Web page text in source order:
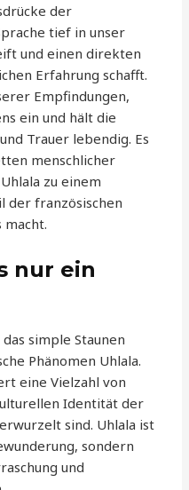
der
tief in unser
und einen direkten
Erfahrung schafft.
Empfindungen,
ein und hält die
Trauer lebendig. Es
menschlicher
zu einem
der französischen
macht.
nur ein
simple Staunen
Phänomen Uhlala.
eine Vielzahl von
Identität der
sind. Uhlala ist
sondern
und